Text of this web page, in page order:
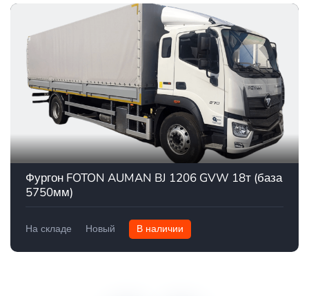
Фургон FOTON AUMAN BJ 1206 GVW 18т (база
5750мм)
На складе Новый В наличии